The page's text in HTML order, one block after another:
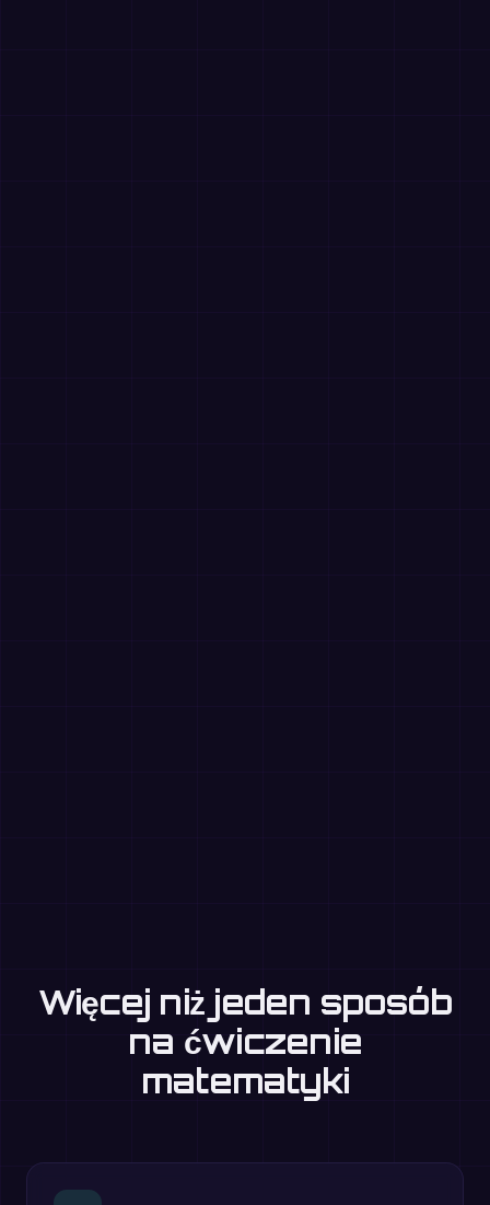
Więcej niż jeden sposób
na ćwiczenie
matematyki